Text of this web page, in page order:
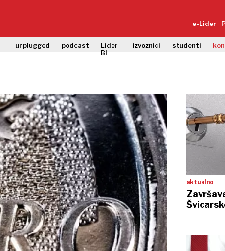
e-Lider
unplugged podcast
Lider
BI
izvoznici studenti
aktualno